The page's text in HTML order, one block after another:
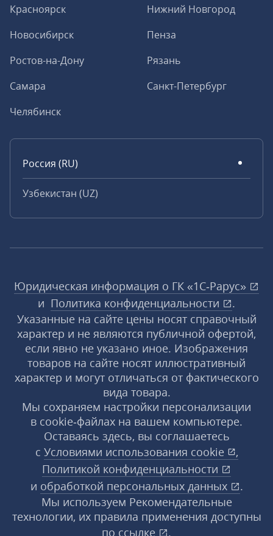
Красноярск
Нижний Новгород
Новосибирск
Пенза
Ростов-на-Дону
Рязань
Самара
Санкт-Петербург
Челябинск
Россия (RU)
Узбекистан (UZ)
Юридическая информация о ГК «1С‑Рарус»
и Политика конфиденциальности
.
Указанные на сайте цены носят справочный
характер и не являются публичной офертой,
если явно не указано иное. Изображения
товаров на сайте носят иллюстративный
характер и могут отличаться от фактического
вида товара.
Мы сохраняем настройки персонализации
в cookie‑файлах на вашем компьютере.
Оставаясь здесь, вы соглашаетесь
с Условиями использования cookie
,
Политикой конфиденциальности
и обработкой персональных данных
.
Мы используем Рекомендательные
технологии, их правила применения доступны
по ссылке
.